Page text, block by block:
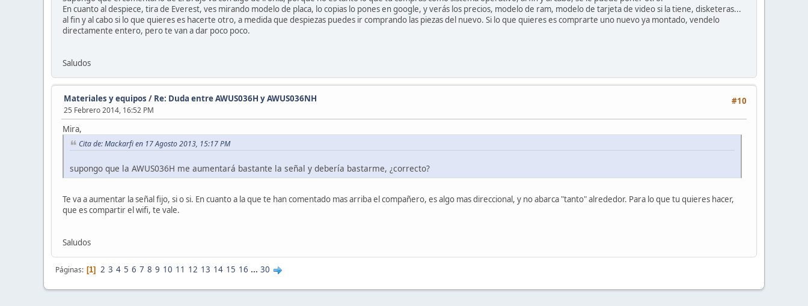
En cuanto al despiece, tira de Everest, ves mirando modelo de placa, lo copias lo pones en google, y verás los precios, modelo de ram, modelo de tarjeta de video si la tiene, disketeras...
al fin y al cabo si lo que quieres es hacerte otro, a medida que despiezas puedes ir comprando las piezas del nuevo. Si lo que quieres es comprarte uno nuevo ya montado, vendelo
directamente entero, pero te van a dar poco poco.
Saludos
#10
Materiales y equipos / Re: Duda entre AWUS036H y AWUS036NH
25 Febrero 2014, 16:52 PM
Mira,
Cita de: Mackarfi en 17 Agosto 2013, 15:17 PM
supongo que la AWUS036H me aumentará bastante la señal y debería bastarme, ¿correcto?
Te va a aumentar la señal fijo, si o si. En cuanto a la que te han comentado mas arriba el compañero, es algo mas direccional, y no abarca "tanto" alrededor. Para lo que tu quieres hacer,
que es compartir el wifi, te vale.
Saludos
Páginas 1 2 3 4 5 6 7 8 9 10 11 12 13 14 15 16 ... 30